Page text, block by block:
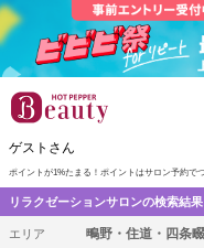
ゲストさん
ポイントが1%たまる！ ポイントはサロン予約で
リラクゼーションサロンの検索結果
エリア 鴫野・住道・四条